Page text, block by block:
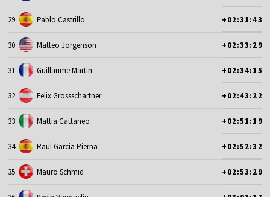
29 Pablo Castrillo +02:31:43
30 Matteo Jorgenson +02:33:29
31 Guillaume Martin +02:34:15
32 Felix Grossschartner +02:43:22
33 Mattia Cattaneo +02:51:19
34 Raul Garcia Pierna +02:52:32
35 Mauro Schmid +02:53:29